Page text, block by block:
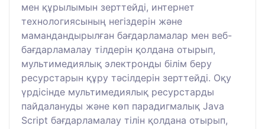
мен құрылымын зерттейді, интернет
технологиясының негіздерін және
мамандандырылған бағдарламалар мен веб-
бағдарламалау тілдерін қолдана отырып,
мультимедиялық электронды білім беру
ресурстарын құру тәсілдерін зерттейді. Оқу
үрдісінде мультимедиялық ресурстарды
пайдалануды және көп парадигмалық Java
Script бағдарламалау тілін қолдана отырып,